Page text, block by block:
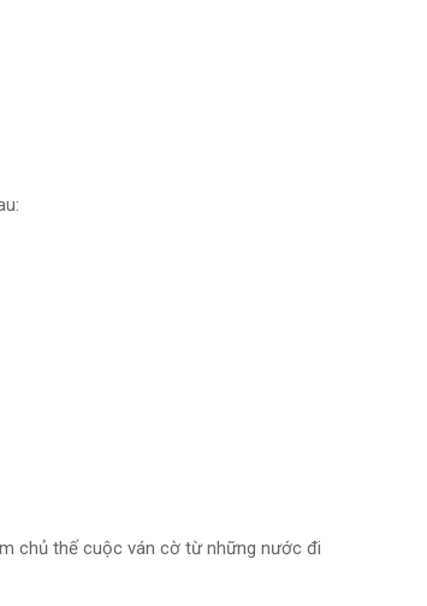
chủ thế cuộc ván cờ từ những nước đi